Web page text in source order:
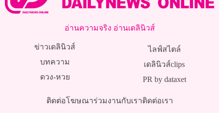
อ่านความจริง อ่านเดลินิวส์
ข่าวเดลินิวส์
บทความ
ดวง-หวย
ไลฟ์สไตล์
เดลินิวส์clips
PR by dataxet
ติดต่อโฆษณาร่วมงานกับเราติดต่อเรา